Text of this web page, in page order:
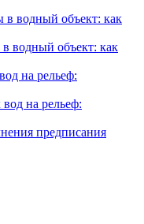
в водный объект: как
водный объект: как
на рельеф:
вод на рельеф:
предписания